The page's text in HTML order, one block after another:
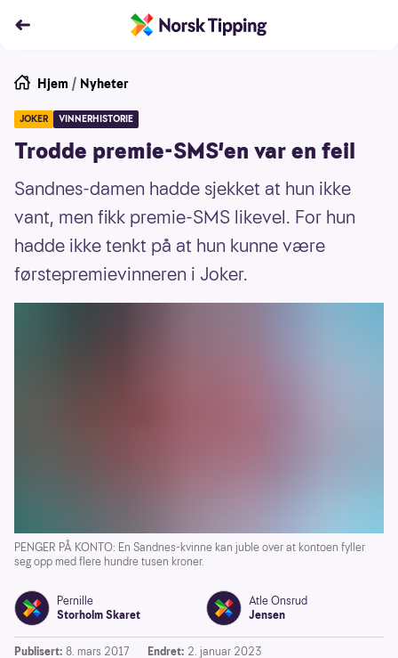
Hjem / Nyheter
JOKER VINNERHISTORIE
Trodde premie-SMS'en var en feil
Sandnes-damen hadde sjekket at hun ikke
vant, men fikk premie-SMS likevel. For hun
hadde ikke tenkt på at hun kunne være
førstepremievinneren i Joker.
PENGER PÅ KONTO: En Sandnes-kvinne kan juble over at kontoen fyller
seg opp med flere hundre tusen kroner.
Pernille
Storholm Skaret
Atle Onsrud
Jensen
Publisert: 8. mars 2017 Endret: 2. januar 2023